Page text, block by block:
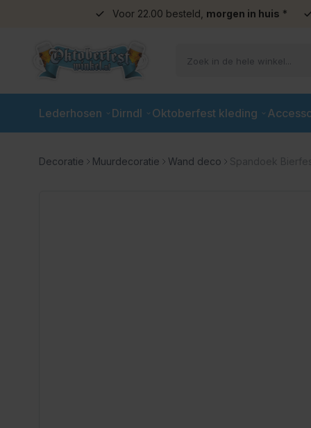
Voor 22.00 besteld, morgen in huis *
Lederhosen Dirndl Oktoberfest kleding
Decoratie Muurdecoratie Wand deco Spandoek